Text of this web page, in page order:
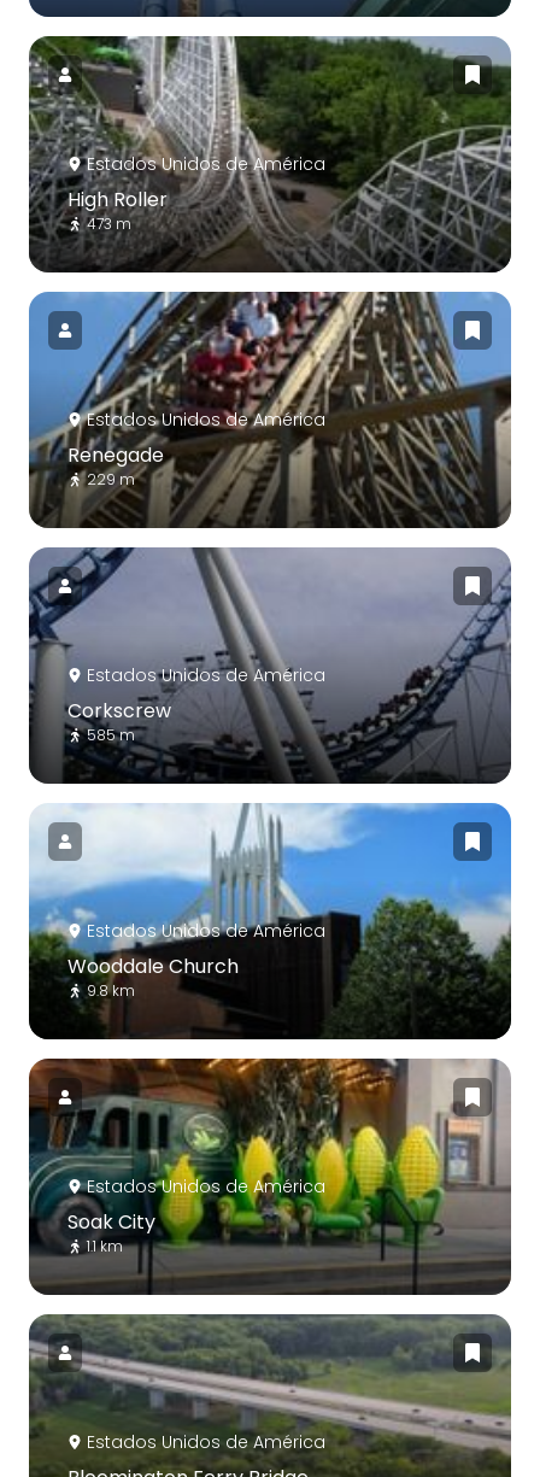
Estados Unidos de América
High Roller
473 m
Estados Unidos de América
Renegade
229 m
Estados Unidos de América
Corkscrew
585 m
Estados Unidos de América
Wooddale Church
9.8 km
Estados Unidos de América
Soak City
1.1 km
Estados Unidos de América